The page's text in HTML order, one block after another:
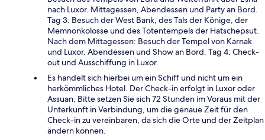
nach Luxor. Mittagessen, Abendessen und Party an Bord.
Tag 3: Besuch der West Bank, des Tals der Könige, der
Memnonkolosse und des Totentempels der Hatschepsut.
Nach dem Mittagessen: Besuch der Tempel von Karnak
und Luxor. Abendessen und Show an Bord. Tag 4: Check-
out und Ausschiffung in Luxor.
Es handelt sich hierbei um ein Schiff und nicht um ein
herkömmliches Hotel. Der Check-in erfolgt in Luxor oder
Assuan. Bitte setzen Sie sich 72 Stunden im Voraus mit der
Unterkunft in Verbindung, um die genaue Zeit für den
Check-in zu vereinbaren, da sich die Orte und der Zeitplan
ändern können.